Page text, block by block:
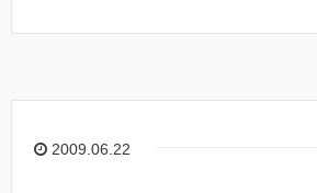
2009.06.22